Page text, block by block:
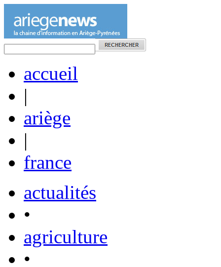
accueil
|
ariège
|
france
actualités
•
agriculture
•